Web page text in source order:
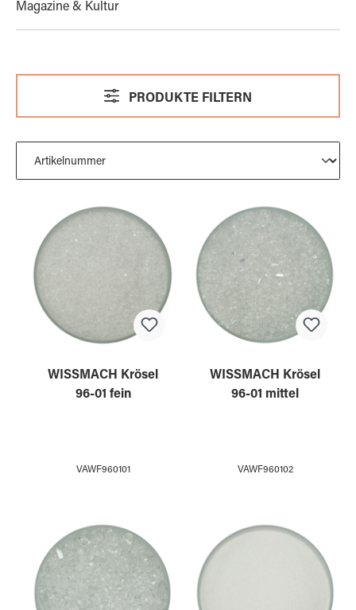
Magazine & Kultur
PRODUKTE FILTERN
WISSMACH Krösel
96-01 fein
VAWF960101
WISSMACH Krösel
96-01 mittel
VAWF960102